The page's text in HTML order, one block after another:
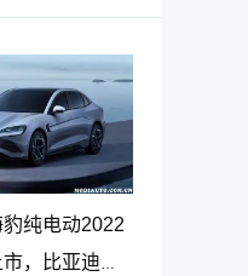
豹纯电动2022
，比亚迪海